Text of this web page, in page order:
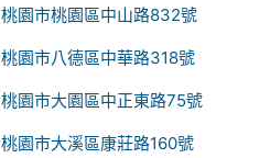
桃園市桃園區中山路832號
桃園市八德區中華路318號
桃園市大園區中正東路75號
桃園市大溪區康莊路160號